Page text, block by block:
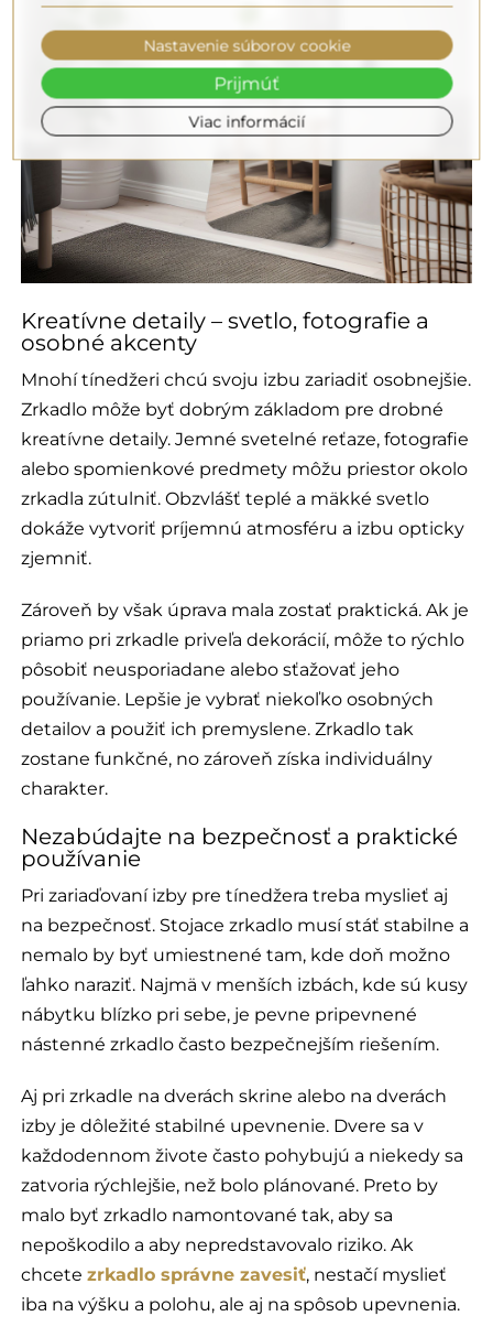
Kreatívne detaily – svetlo, fotografie a
osobné akcenty
Mnohí tínedžeri chcú svoju izbu zariadiť osobnejšie.
Zrkadlo môže byť dobrým základom pre drobné
kreatívne detaily. Jemné svetelné reťaze, fotografie
alebo spomienkové predmety môžu priestor okolo
zrkadla zútulniť. Obzvlášť teplé a mäkké svetlo
dokáže vytvoriť príjemnú atmosféru a izbu opticky
zjemniť.
Zároveň by však úprava mala zostať praktická. Ak je
priamo pri zrkadle priveľa dekorácií, môže to rýchlo
pôsobiť neusporiadane alebo sťažovať jeho
používanie. Lepšie je vybrať niekoľko osobných
detailov a použiť ich premyslene. Zrkadlo tak
zostane funkčné, no zároveň získa individuálny
charakter.
Nezabúdajte na bezpečnosť a praktické
používanie
Pri zariaďovaní izby pre tínedžera treba myslieť aj
na bezpečnosť. Stojace zrkadlo musí stáť stabilne a
nemalo by byť umiestnené tam, kde doň možno
ľahko naraziť. Najmä v menších izbách, kde sú kusy
nábytku blízko pri sebe, je pevne pripevnené
nástenné zrkadlo často bezpečnejším riešením.
Aj pri zrkadle na dverách skrine alebo na dverách
izby je dôležité stabilné upevnenie. Dvere sa v
každodennom živote často pohybujú a niekedy sa
zatvoria rýchlejšie, než bolo plánované. Preto by
malo byť zrkadlo namontované tak, aby sa
nepoškodilo a aby nepredstavovalo riziko. Ak
chcetezrkadlo správne zavesiť, nestačí myslieť
iba na výšku a polohu, ale aj na spôsob upevnenia.
Viac informácií
Nastavenie súborov cookie
Prijmúť